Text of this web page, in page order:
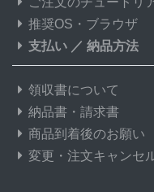
推奨OS・ブラウザ
支払い ／ 納品方法
領収書について
納品書・請求書
商品到着後のお願い
変更・注文キャンセ